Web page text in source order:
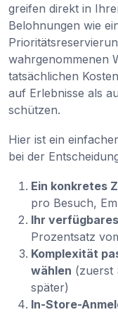
greifen direkt in
Belohnungen wie
wahrgenommenen
tatsächlichen
auf Erlebnisse als
schützen.
Hier ist ein
bei der
Ein konkretes
pro Besuch,
Ihr
Prozentsatz
Komplexität
wählen (zuerst
später)
In-Store-